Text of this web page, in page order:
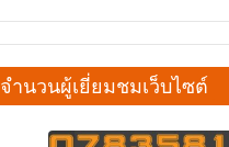
จำนวนผู้เยี่ยมชมเว็บไซต์